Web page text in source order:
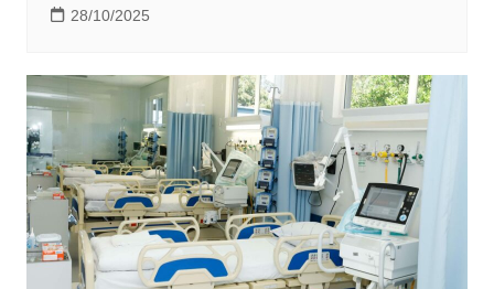
28/10/2025